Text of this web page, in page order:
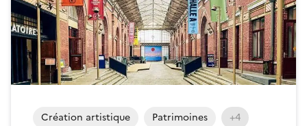
Création artistique Patrimoines +4